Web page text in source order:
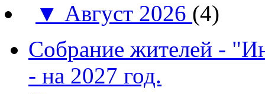
▼ Август 2026 (4)
Собрание жителей -
- на 2027 год.